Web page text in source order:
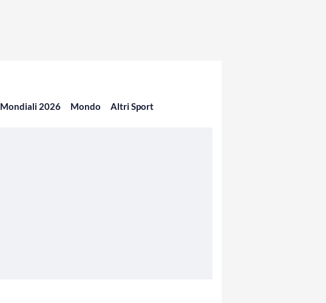
Mondiali 2026 Mondo Altri Sport